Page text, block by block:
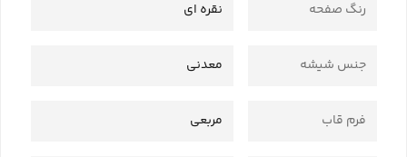
رنگ صفحه نقره ای
جنس شیشه معدنی
فرم قاب مربعی